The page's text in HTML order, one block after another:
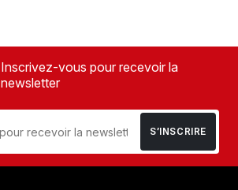
Inscrivez-vous pour recevoir la
newsletter
S’INSCRIRE